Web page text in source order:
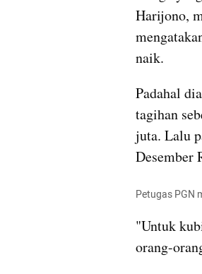
Harijono,
naik.
Padahal
tagihan
juta. Lalu
Desember
Petugas PGN
"Untuk
orang-